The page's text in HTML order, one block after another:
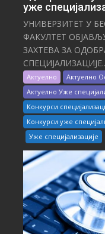
уже
УНИВЕРЗИТЕТ У
ФАКУЛТЕТ
ЗАХТЕВА ЗА
Актуелно
Актуелно
Актуелно Уже
Конкурси
Конкурси уже
Уже специјализације